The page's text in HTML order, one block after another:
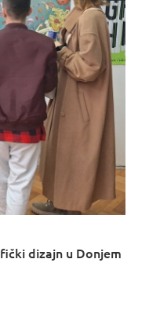
dizajn u Donjem